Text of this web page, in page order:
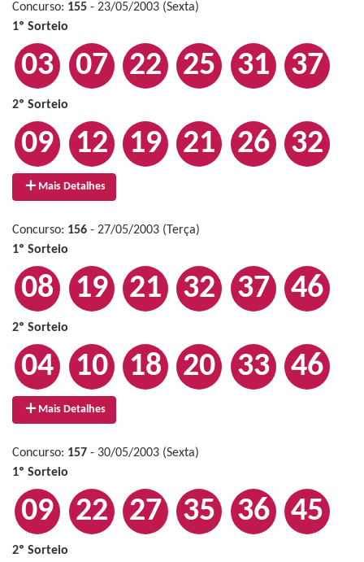
Concurso: 155 - 23/05/2003 (Sexta)
1º Sorteio
03 07 22 25 31 37
2º Sorteio
09 12 19 21 26 32
Mais Detalhes
Concurso: 156 - 27/05/2003 (Terça)
1º Sorteio
08 19 21 32 37 46
2º Sorteio
04 10 18 20 33 46
Mais Detalhes
Concurso: 157 - 30/05/2003 (Sexta)
1º Sorteio
09 22 27 35 36 45
2º Sorteio